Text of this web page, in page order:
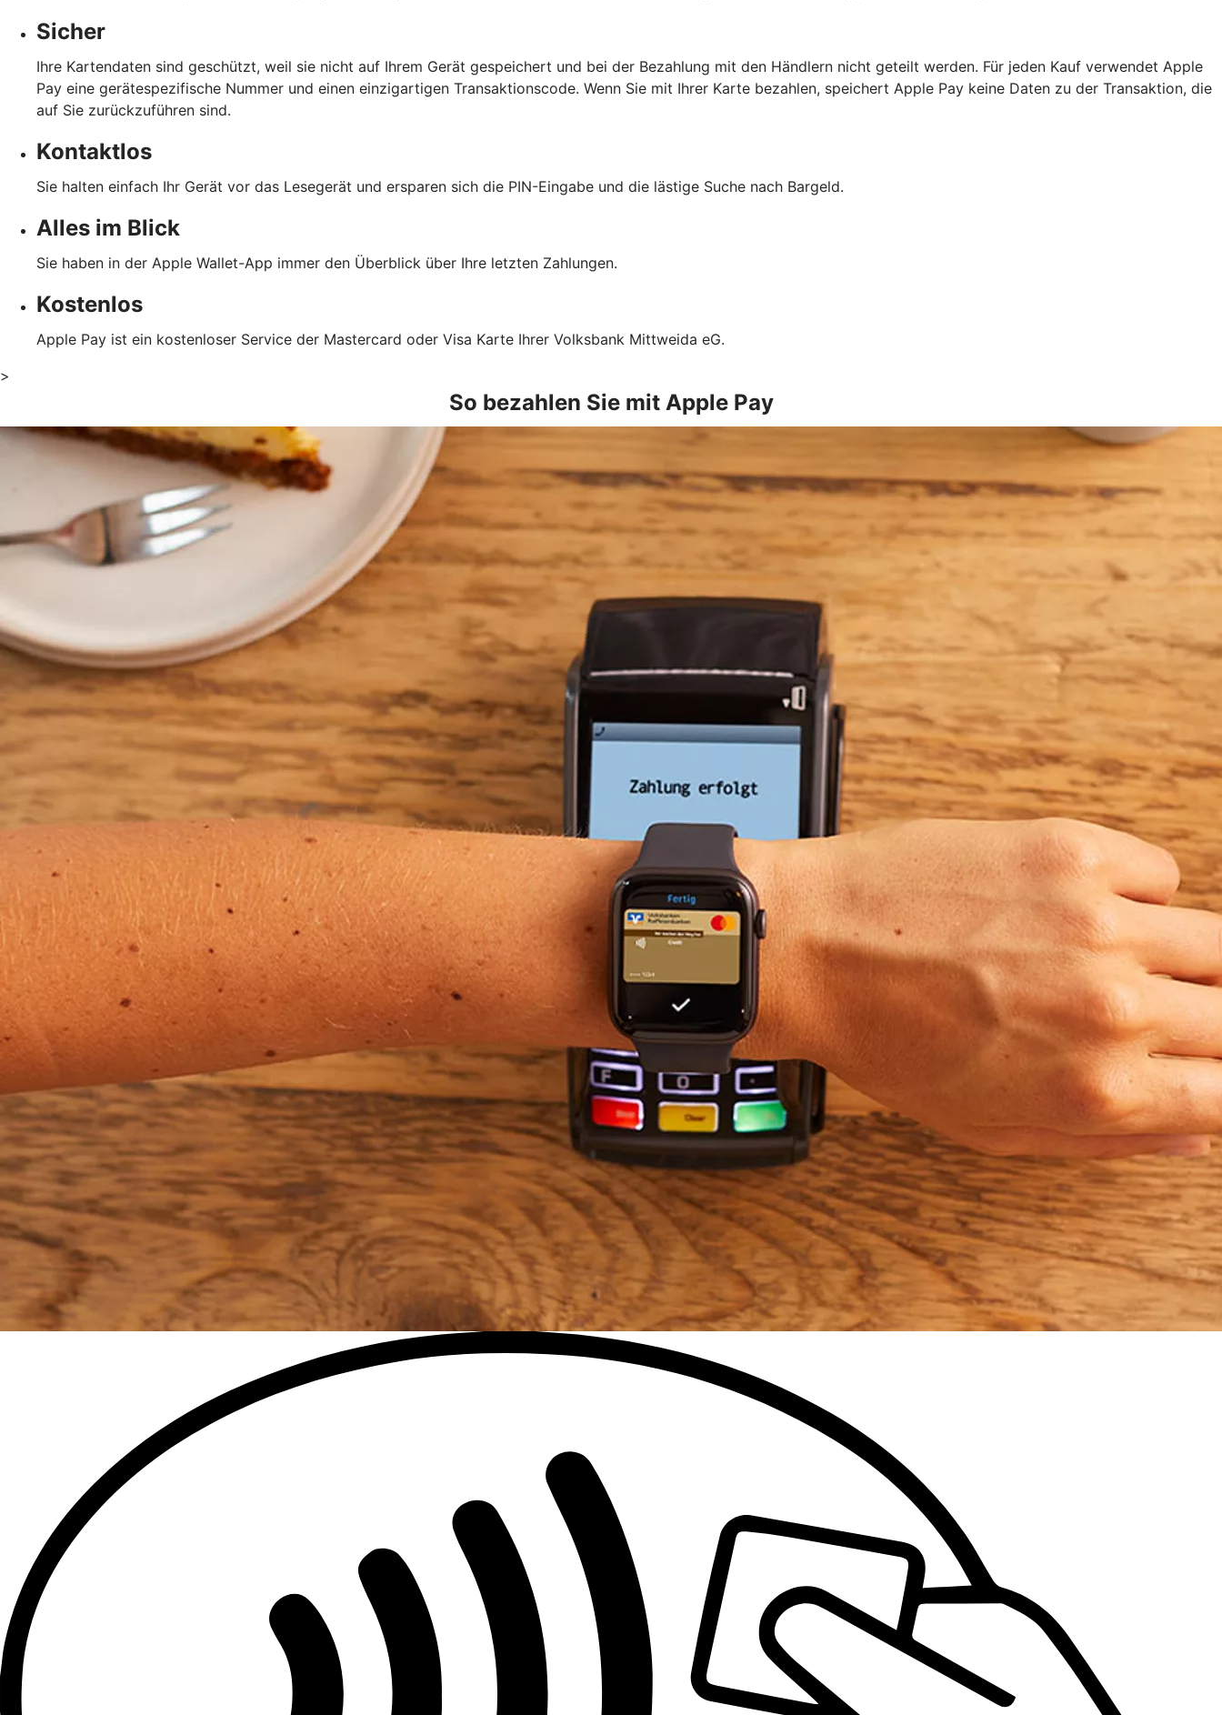
Sicher
Ihre Kartendaten sind geschützt, weil sie nicht auf Ihrem Gerät gespeichert und bei der Bezahlung mit den Händlern nicht geteilt werden. Für jeden Kauf verwendet Apple
Pay eine gerätespezifische Nummer und einen einzigartigen Transaktionscode. Wenn Sie mit Ihrer Karte bezahlen, speichert Apple Pay keine Daten zu der Transaktion, die
auf Sie zurückzuführen sind.
Kontaktlos
Sie halten einfach Ihr Gerät vor das Lesegerät und ersparen sich die PIN-Eingabe und die lästige Suche nach Bargeld.
Alles im Blick
Sie haben in der Apple Wallet-App immer den Überblick über Ihre letzten Zahlungen.
Kostenlos
Apple Pay ist ein kostenloser Service der Mastercard oder Visa Karte Ihrer Volksbank Mittweida eG.
>
So bezahlen Sie mit Apple Pay